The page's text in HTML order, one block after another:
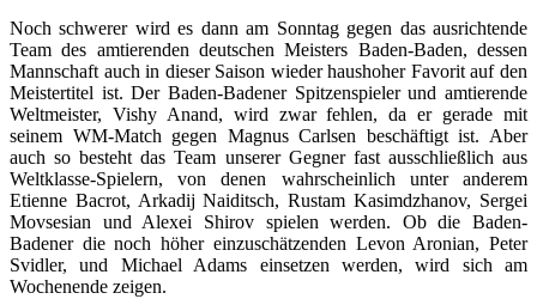
Noch schwerer wird es dann am Sonntag gegen das ausrichtende
Team des amtierenden deutschen Meisters Baden-Baden, dessen
Mannschaft auch in dieser Saison wieder haushoher Favorit auf den
Meistertitel ist. Der Baden-Badener Spitzenspieler und amtierende
Weltmeister, Vishy Anand, wird zwar fehlen, da er gerade mit
seinem WM-Match gegen Magnus Carlsen beschäftigt ist. Aber
auch so besteht das Team unserer Gegner fast ausschließlich aus
Weltklasse-Spielern, von denen wahrscheinlich unter anderem
Etienne Bacrot, Arkadij Naiditsch, Rustam Kasimdzhanov, Sergei
Movsesian und Alexei Shirov spielen werden. Ob die Baden-
Badener die noch höher einzuschätzenden Levon Aronian, Peter
Svidler, und Michael Adams einsetzen werden, wird sich am
Wochenende zeigen.